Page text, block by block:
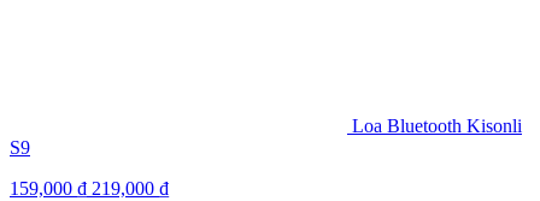
Loa Bluetooth Kisonli
S9
159,000 ₫ 219,000 ₫